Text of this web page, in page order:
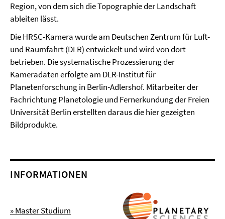
Region, von dem sich die Topographie der Landschaft
ableiten lässt.
Die HRSC-Kamera wurde am Deutschen Zentrum für Luft-
und Raumfahrt (DLR) entwickelt und wird von dort
betrieben. Die systematische Prozessierung der
Kameradaten erfolgte am DLR-Institut für
Planetenforschung in Berlin-Adlershof. Mitarbeiter der
Fachrichtung Planetologie und Fernerkundung der Freien
Universität Berlin erstellten daraus die hier gezeigten
Bildprodukte.
INFORMATIONEN
» Master Studium